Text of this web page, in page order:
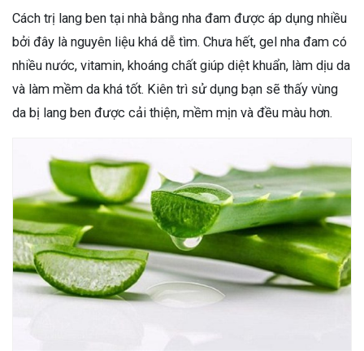
Cách trị lang ben tại nhà bằng nha đam được áp dụng nhiều
bởi đây là nguyên liệu khá dễ tìm. Chưa hết, gel nha đam có
nhiều nước, vitamin, khoáng chất giúp diệt khuẩn, làm dịu da
và làm mềm da khá tốt. Kiên trì sử dụng bạn sẽ thấy vùng
da bị lang ben được cải thiện, mềm mịn và đều màu hơn.